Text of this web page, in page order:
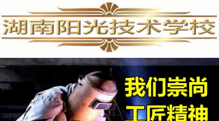
手机维修培训,手机维修培训学校,手机维修培训班